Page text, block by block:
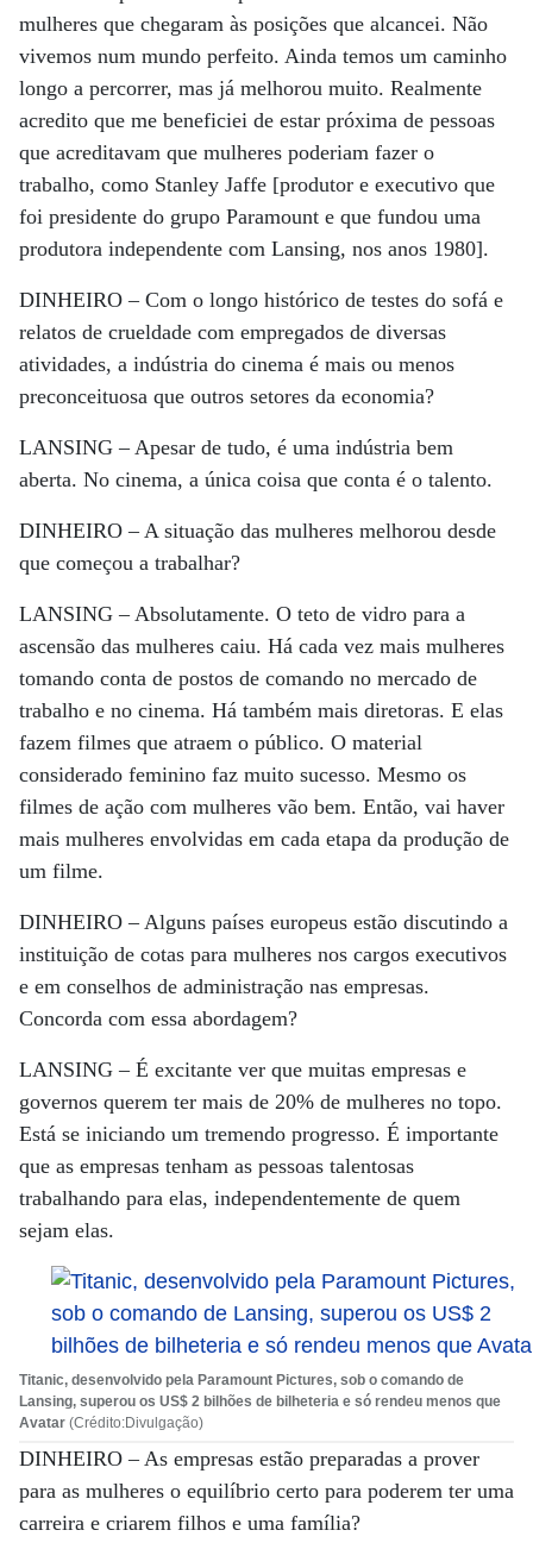
mulheres que chegaram às posições que alcancei. Não
vivemos num mundo perfeito. Ainda temos um caminho
longo a percorrer, mas já melhorou muito. Realmente
acredito que me beneficiei de estar próxima de pessoas
que acreditavam que mulheres poderiam fazer o
trabalho, como Stanley Jaffe [produtor e executivo que
foi presidente do grupo Paramount e que fundou uma
produtora independente com Lansing, nos anos 1980].
DINHEIRO –Com o longo histórico de testes do sofá e
relatos de crueldade com empregados de diversas
atividades, a indústria do cinema é mais ou menos
preconceituosa que outros setores da economia?
LANSING –Apesar de tudo, é uma indústria bem
aberta. No cinema, a única coisa que conta é o talento.
DINHEIRO –A situação das mulheres melhorou desde
que começou a trabalhar?
LANSING –Absolutamente. O teto de vidro para a
ascensão das mulheres caiu. Há cada vez mais mulheres
tomando conta de postos de comando no mercado de
trabalho e no cinema. Há também mais diretoras. E elas
fazem filmes que atraem o público. O material
considerado feminino faz muito sucesso. Mesmo os
filmes de ação com mulheres vão bem. Então, vai haver
mais mulheres envolvidas em cada etapa da produção de
um filme.
DINHEIRO –Alguns países europeus estão discutindo a
instituição de cotas para mulheres nos cargos executivos
e em conselhos de administração nas empresas.
Concorda com essa abordagem?
LANSING –É excitante ver que muitas empresas e
governos querem ter mais de 20% de mulheres no topo.
Está se iniciando um tremendo progresso. É importante
que as empresas tenham as pessoas talentosas
trabalhando para elas, independentemente de quem
sejam elas.
Titanic, desenvolvido pela Paramount Pictures, sob o comando de
Lansing, superou os US$ 2 bilhões de bilheteria e só rendeu menos que
Avatar (Crédito:Divulgação)
DINHEIRO –As empresas estão preparadas a prover
para as mulheres o equilíbrio certo para poderem ter uma
carreira e criarem filhos e uma família?